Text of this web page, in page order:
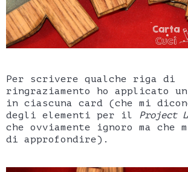
Per scrivere qualche riga di
ringraziamento ho applicato
in ciascuna card (che mi
degli elementi per il Project
che ovviamente ignoro ma che
di approfondire).